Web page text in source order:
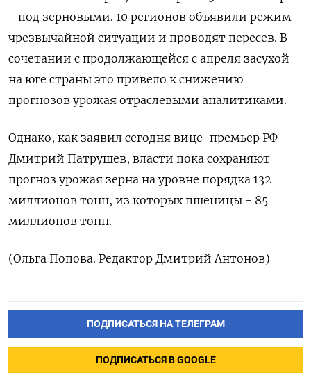
- под зерновыми. 10 регионов объявили режим
чрезвычайной ситуации и проводят пересев. В
сочетании с продолжающейся с апреля засухой
на юге страны это привело к снижению
прогнозов урожая отраслевыми аналитиками.
Однако, как заявил сегодня вице-премьер РФ
Дмитрий Патрушев, власти пока сохраняют
прогноз урожая зерна на уровне порядка 132
миллионов тонн, из которых пшеницы - 85
миллионов тонн.
(Ольга Попова. Редактор Дмитрий Антонов)
ПОДПИСАТЬСЯ НА ТЕЛЕГРАМ
ПОДПИСАТЬСЯ В GOOGLE